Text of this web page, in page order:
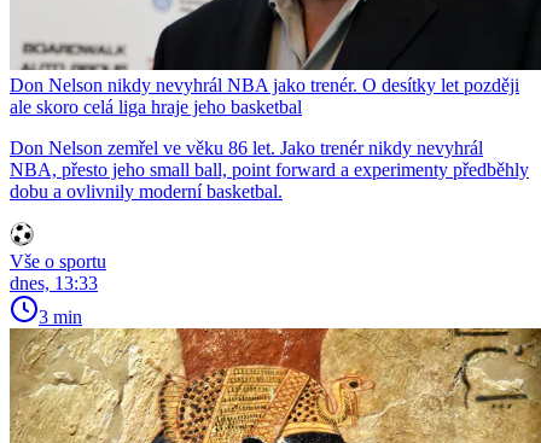
Don Nelson nikdy nevyhrál NBA jako trenér. O desítky let později
ale skoro celá liga hraje jeho basketbal
Don Nelson zemřel ve věku 86 let. Jako trenér nikdy nevyhrál
NBA, přesto jeho small ball, point forward a experimenty předběhly
dobu a ovlivnily moderní basketbal.
Vše o sportu
dnes, 13:33
3 min